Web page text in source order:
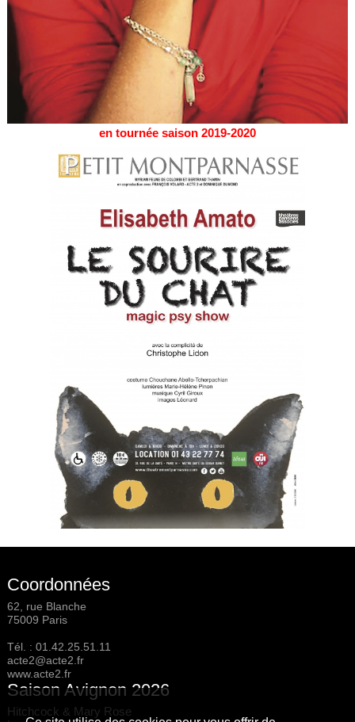
en tournée saison 2019-2020
Coordonnées
62, rue Blanche
75009 Paris
Tél. : 01.42.25.51.11
acte2@acte2.fr
www.acte2.fr
Saison Avignon 2026
Hitchcock & Mary Rose